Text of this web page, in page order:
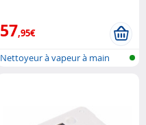
57,95€
Nettoyeur à vapeur à main